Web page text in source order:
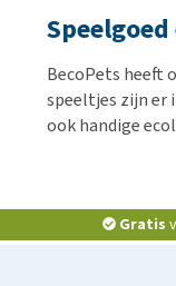
Speelgoed
BecoPets heeft
speeltjes zijn er
ook handige
Gratis